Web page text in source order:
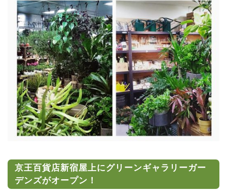
京王百貨店新宿屋上にグリーンギャラリーガー
デンズがオープン！